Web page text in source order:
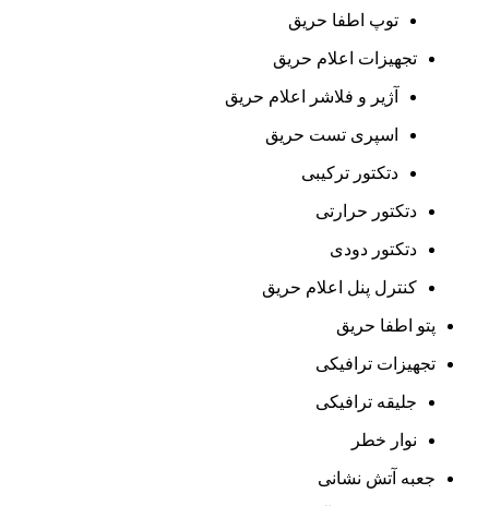
توپ اطفا حریق
تجهیزات اعلام حریق
آژیر و فلاشر اعلام حریق
اسپری تست حریق
دتکتور ترکیبی
دتکتور حرارتی
دتکتور دودی
کنترل پنل اعلام حریق
پتو اطفا حریق
تجهیزات ترافیکی
جلیقه ترافیکی
نوار خطر
جعبه آتش نشانی